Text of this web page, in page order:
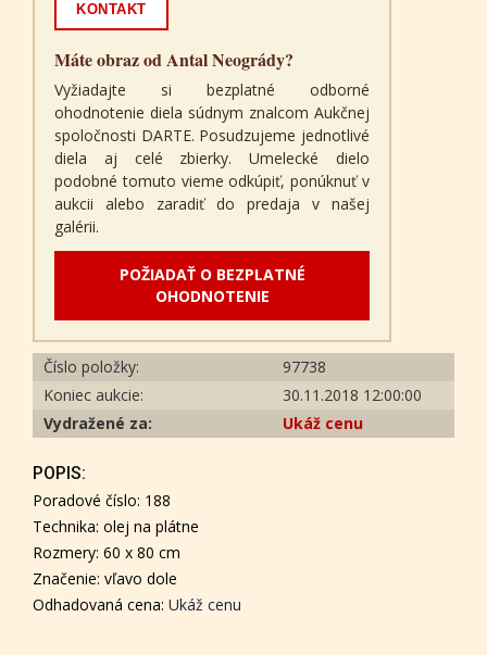
KONTAKT
Máte obraz od Antal Neogrády?
Vyžiadajte si bezplatné odborné
ohodnotenie diela súdnym znalcom Aukčnej
spoločnosti DARTE. Posudzujeme jednotlivé
diela aj celé zbierky. Umelecké dielo
podobné tomuto vieme odkúpiť, ponúknuť v
aukcii alebo zaradiť do predaja v našej
galérii.
POŽIADAŤ O BEZPLATNÉ
OHODNOTENIE
Číslo položky:
97738
Koniec aukcie:
30.11.2018 12:00:00
Vydražené za:
Ukáž cenu
POPIS:
Poradové číslo: 188
Technika: olej na plátne
Rozmery: 60 x 80 cm
Značenie: vľavo dole
Odhadovaná cena: Ukáž cenu